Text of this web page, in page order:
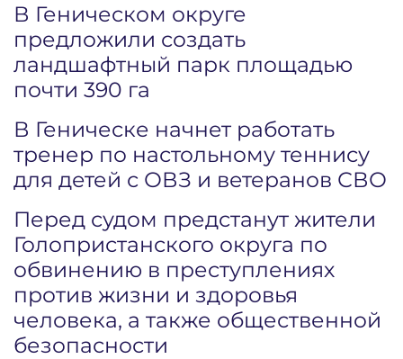
В Геническом округе
предложили создать
ландшафтный парк площадью
почти 390 га
В Геническе начнет работать
тренер по настольному теннису
для детей с ОВЗ и ветеранов СВО
Перед судом предстанут жители
Голопристанского округа по
обвинению в преступлениях
против жизни и здоровья
человека, а также общественной
безопасности